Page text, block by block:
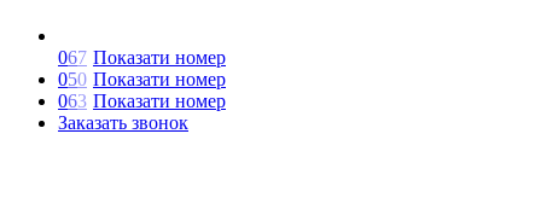
067 Показати номер
050 Показати номер
063 Показати номер
Заказать звонок